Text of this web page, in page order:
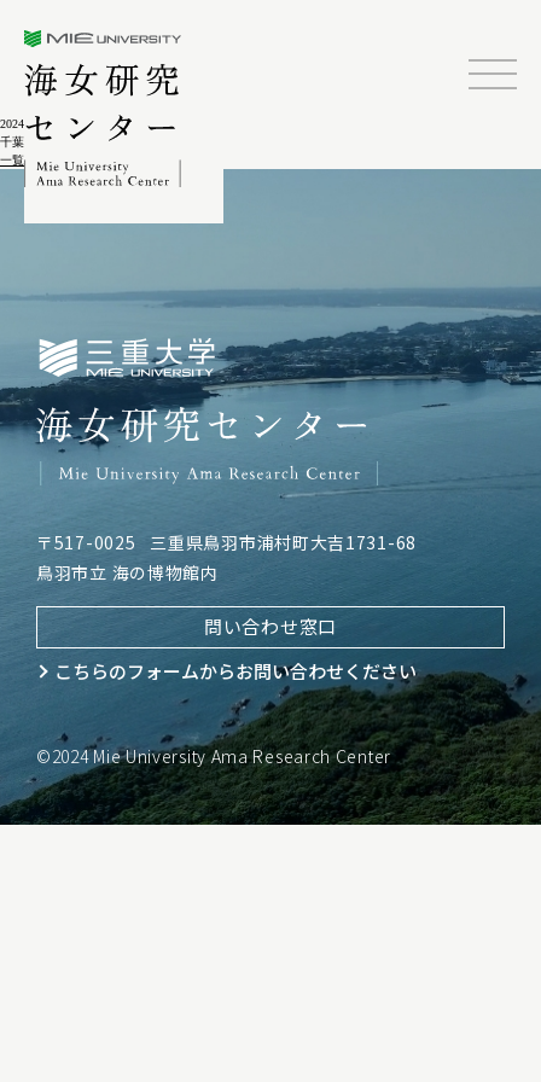
2024.02.04
千葉県南部沿岸漁業者の生活･健康調査
一覧に戻る
三重大学海女研究センター
〒517-0025
三重県鳥羽市浦村町大吉1731-68
鳥羽市立 海の博物館内
問い合わせ窓口
こちらのフォームからお問い合わせください
©2024 Mie University Ama Research Center